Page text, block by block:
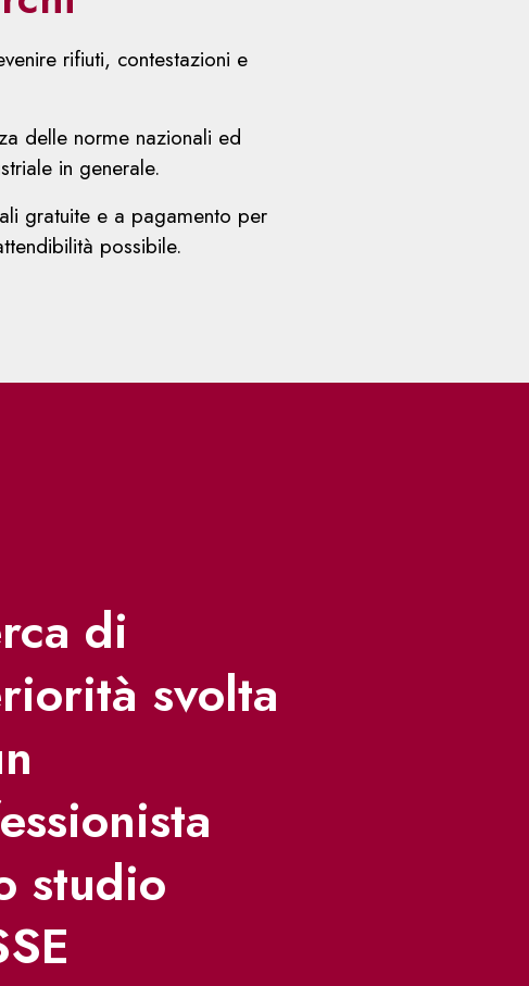
rifiuti, contestazioni e
delle norme nazionali ed
in generale.
gratuite e a pagamento per
possibile.
di
svolta
studio